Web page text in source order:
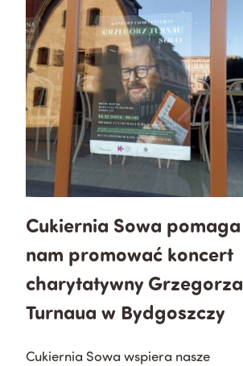
Cukiernia Sowa pomaga
nam promować koncert
charytatywny Grzegorza
Turnaua w Bydgoszczy
Cukiernia Sowa wspiera nasze